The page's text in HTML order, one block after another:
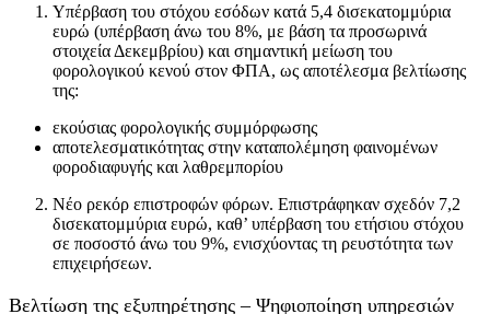
Υπέρβαση του στόχου εσόδων κατά 5,4 δισεκατομμύρια
ευρώ (υπέρβαση άνω του 8%, με βάση τα προσωρινά
στοιχεία Δεκεμβρίου) και σημαντική μείωση του
φορολογικού κενού στον ΦΠΑ, ως αποτέλεσμα βελτίωσης
της:
εκούσιας φορολογικής συμμόρφωσης
αποτελεσματικότητας στην καταπολέμηση φαινομένων
φοροδιαφυγής και λαθρεμπορίου
Νέο ρεκόρ επιστροφών φόρων. Επιστράφηκαν σχεδόν 7,2
δισεκατομμύρια ευρώ, καθ’ υπέρβαση του ετήσιου στόχου
σε ποσοστό άνω του 9%, ενισχύοντας τη ρευστότητα των
επιχειρήσεων.
Βελτίωση της εξυπηρέτησης – Ψηφιοποίηση υπηρεσιών